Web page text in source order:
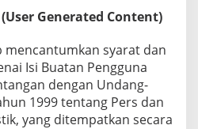
Generated Content)
mencantumkan syarat dan
Isi Buatan Pengguna
dengan Undang-
1999 tentang Pers dan
yang ditempatkan secara